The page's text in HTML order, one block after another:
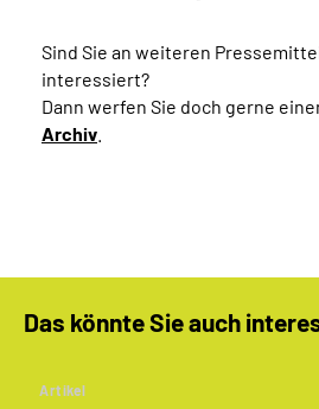
Sind Sie an weiteren
interessiert?
Dann werfen Sie doch gerne
Archiv
Das könnte Sie auch
Artikel